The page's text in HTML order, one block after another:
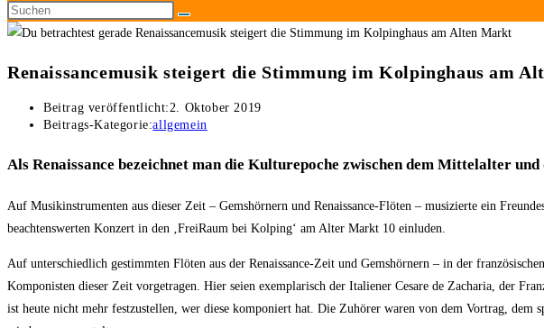
Renaissancemusik steigert die Stimmung im Kolpinghaus am
Beitrag veröffentlicht:2. Oktober 2019
Beitrags-Kategorie:allgemein
Als Renaissance bezeichnet man die Kulturepoche zwischen dem Mittelalter
Auf Musikinstrumenten aus dieser Zeit – Gemshörnern und Renaissance-Flöten – musizierte ein
beachtenswerten Konzert in den ‚FreiRaum bei Kolping‘ am Alter Markt 10 einluden.
Auf unterschiedlich gestimmten Flöten aus der Renaissance-Zeit und Gemshörnern – in der
Komponisten dieser Zeit vorgetragen. Hier seien exemplarisch der Italiener Cesare de Zacharia, der
ist heute nicht mehr festzustellen, wer diese komponiert hat. Die Zuhörer waren von dem Vortrag,